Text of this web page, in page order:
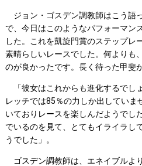
ジョン・ゴスデン調教師はこう語
で、今日はこのようなパフォーマン
した。これを凱旋門賞のステップレ
素晴らしいレースでした。何よりも
のが良かったです。長く待った甲斐
「彼女はこれからも進化するでし
レッチでは85％の力しか出していま
いておりレースを楽しんだようでし
でいるのを見て、とてもイライラし
うでした」。
ゴスデン調教師は、エネイブルよ